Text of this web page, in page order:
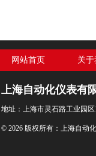
网站首页 关
上海自动化仪表有
地址：上海市灵石路工业园区
© 2026 版权所有：上海自动